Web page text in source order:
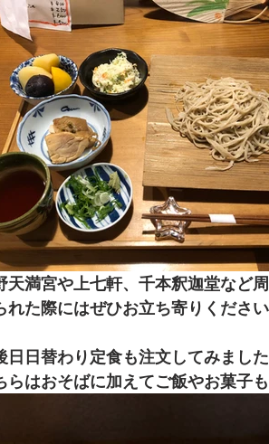
天満宮や上七軒、千本釈迦堂など
れた際にはぜひお立ち寄りください
日替わり定食も注文してみました
らはおそばに加えてご飯やお菓子